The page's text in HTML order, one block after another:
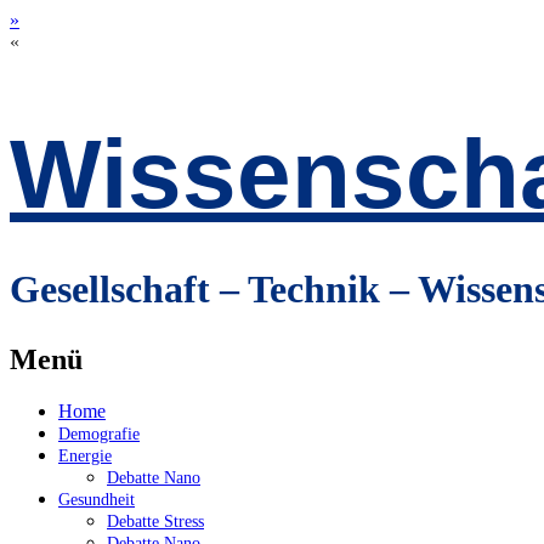
»
«
Gesellschaft – Technik –
Menü
Zum
Inhalt
springen
Home
Demografie
Energie
Debatte Nano
Gesundheit
Debatte Stress